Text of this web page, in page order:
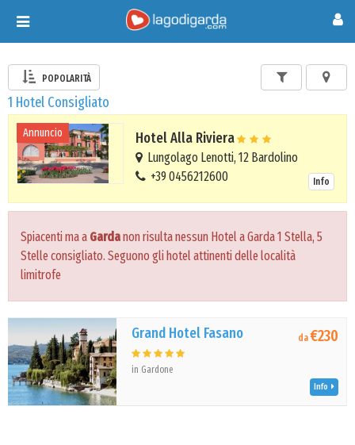
Toggle
navigation
POPOLARITÀ
1 Hotel Consigliato
Annuncio Hotel Alla Riviera
Lungolago Lenotti, 12 Bardolino
+39 0456212600
Info
Spiacenti ma a Gardanon risulta nessun Hotel a Garda 1 Stella, 5
Stelle consigliato. Seguono gli hotel attinenti delle località
limitrofe
Grand Hotel Fasano
in Gardone
da€230
Info